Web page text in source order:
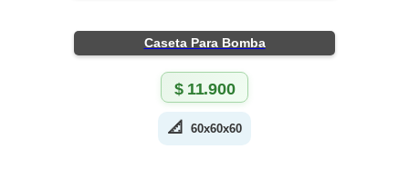
Caseta Para Bomba
$11.900
📐 60x60x60